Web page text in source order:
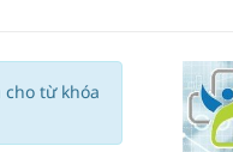
cho từ khóa